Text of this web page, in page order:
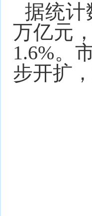
据统计
万亿元
1.6%。
步开扩